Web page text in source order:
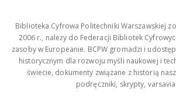
Biblioteka Cyfrowa Politechniki Warszawskiej
2006 r., należy do Federacji Bibliotek
zasoby w Europeanie. BCPW gromadzi i
historycznym dla rozwoju myśli naukowej i
świecie, dokumenty związane z historią
podręczniki, skrypty,